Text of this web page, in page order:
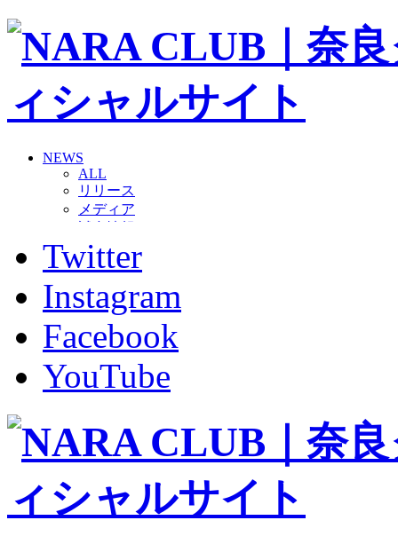
NEWS
ALL
リリース
メディア
グッズ
ファンコミュニティ
ホームタウン
コラム
その他
TEAM
2026/27トップチーム
2026/27トップチームスタッフ
バモス
チアダンススクール
ボランティアチーム「volundeer」
ビクトリーロード
HOMEGAME
観戦ルール＆マナー
Twitter
Instagram
Facebook
YouTube